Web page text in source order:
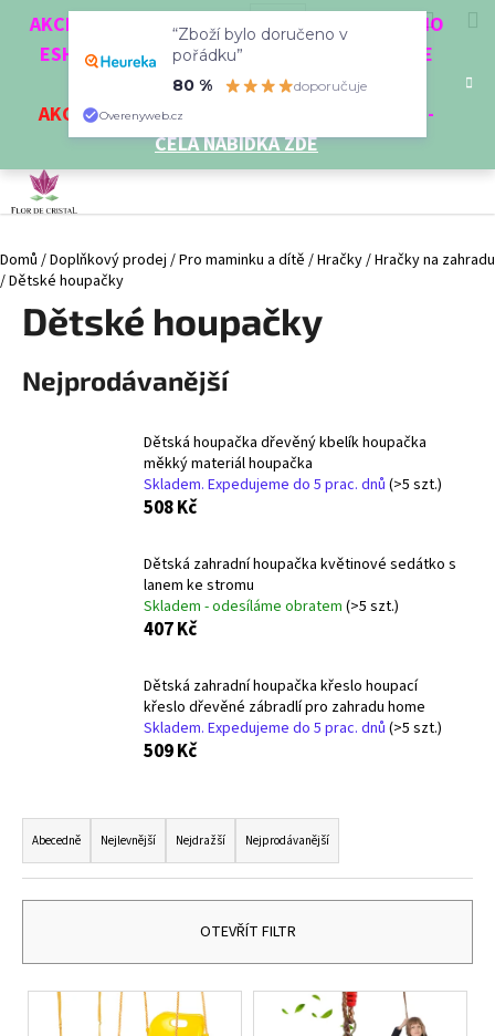
AKCE 3 + 1 ZDARMA. NAKUPTE 4 VĚCI Z NAŠEHO
ESHOPU A ČTVRTÝ NEJLEVNĚJŠÍ DOSTANETE
ZDARMA!
AKCENA VYBRANÉ VÝROBKY
-
CELÁ NABÍDKA ZDE
CZK HledatPřihlášení
Domů /Doplňkový prodej /Pro maminku a dítě /Hračky/Hračky na zahradu
/Dětské houpačky
Dětské houpačky
Nejprodávanější
Dětská houpačka dřevěný kbelík houpačka
měkký materiál houpačka
Skladem. Expedujeme do 5 prac. dnů (>5 szt.)
508 Kč
Dětská zahradní houpačka květinové sedátko s
lanem ke stromu
Skladem - odesíláme obratem (>5 szt.)
407 Kč
Dětská zahradní houpačka křeslo houpací
křeslo dřevěné zábradlí pro zahradu home
Skladem. Expedujeme do 5 prac. dnů (>5 szt.)
509 Kč
Ř
a
z
e
í
p
Abecedně Nejlevnější Nejdražší Nejprodávanější
OTEVŘÍT FILTR
V
Zpět
Zpět
p
o
ř
e
b
j
HLEDAT
D
o
p
u
č
“Zboží bylo doručeno v
pořádku”
80 %
doporučuje
Overenyweb.cz